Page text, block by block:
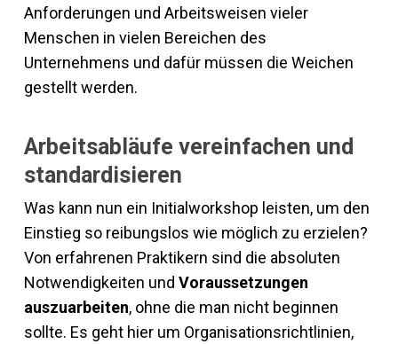
Anforderungen und Arbeitsweisen vieler
Menschen in vielen Bereichen des
Unternehmens und dafür müssen die Weichen
gestellt werden.
Arbeitsabläufe vereinfachen und
standardisieren
Was kann nun ein Initialworkshop leisten, um den
Einstieg so reibungslos wie möglich zu erzielen?
Von erfahrenen Praktikern sind die absoluten
Notwendigkeiten und Voraussetzungen
auszuarbeiten, ohne die man nicht beginnen
sollte. Es geht hier um Organisationsrichtlinien,